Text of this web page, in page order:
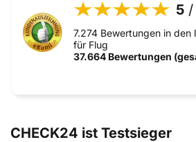
5 /
7.274 Bewertungen in den
für Flug
37.664 Bewertungen
CHECK24 ist Testsieger